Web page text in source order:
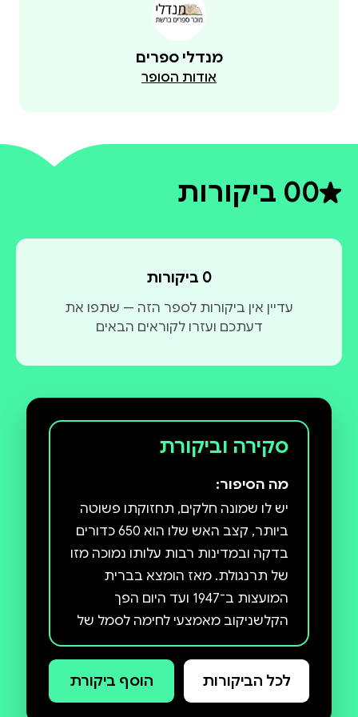
מנדלי ספרים
אודות הסופר
0דירוג ממוצע 0 מתוך 5
0 ביקורות
0 ביקורות
עדיין אין ביקורות לספר הזה — שתפו את
דעתכם ועזרו לקוראים הבאים
סקירה וביקורת
מה הסיפור:
יש לו שמונה חלקים, תחזוקתו פשוטה
ביותר, קצב האש שלו הוא 650 כדורים
בדקה ובמדינות רבות עלותו נמוכה מזו
של תרנגולת. מאז הומצא בברית
המועצות ב־1947 ועד היום הפך
הקלשניקוב מאמצעי לחימה לסמל של
מהפכה וטרור ולאייקון תרבותי
המתנוסס על בקבוקי וודקה וחולצות
טריקו . העיתונאי מייקל הודג´ס יוצא
לכל הביקורות הוסף ביקורת